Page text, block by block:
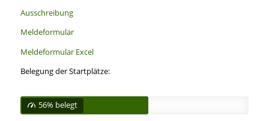
Ausschreibung
Meldeformular
Meldeformular Excel
Belegung der Startplätze:
56% belegt